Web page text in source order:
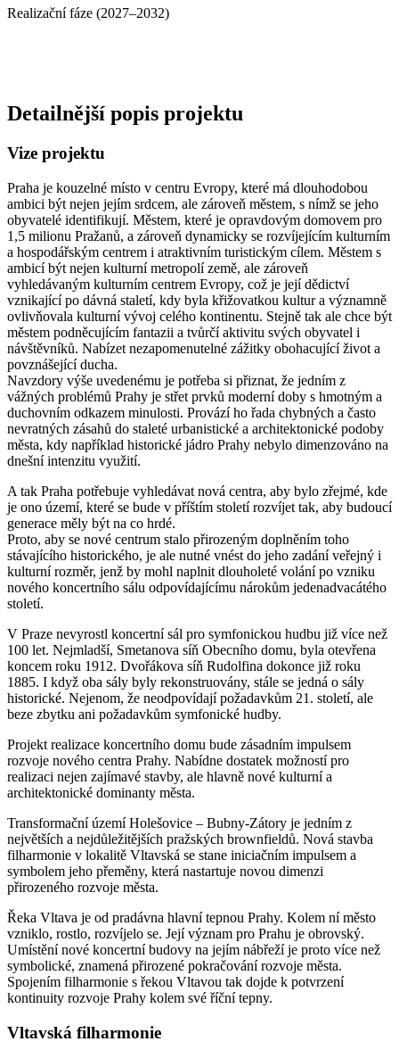
Realizační fáze (2027–2032)
Detailnější popis projektu
Vize projektu
Praha je kouzelné místo v centru Evropy, které má dlouhodobou
ambici být nejen jejím srdcem, ale zároveň městem, s nímž se jeho
obyvatelé identifikují. Městem, které je opravdovým domovem pro
1,5 milionu Pražanů, a zároveň dynamicky se rozvíjejícím kulturním
a hospodářským centrem i atraktivním turistickým cílem. Městem s
ambicí být nejen kulturní metropolí země, ale zároveň
vyhledávaným kulturním centrem Evropy, což je její dědictví
vznikající po dávná staletí, kdy byla křižovatkou kultur a významně
ovlivňovala kulturní vývoj celého kontinentu. Stejně tak ale chce být
městem podněcujícím fantazii a tvůrčí aktivitu svých obyvatel i
návštěvníků. Nabízet nezapomenutelné zážitky obohacující život a
povznášející ducha.
Navzdory výše uvedenému je potřeba si přiznat, že jedním z
vážných problémů Prahy je střet prvků moderní doby s hmotným a
duchovním odkazem minulosti. Provází ho řada chybných a často
nevratných zásahů do staleté urbanistické a architektonické podoby
města, kdy například historické jádro Prahy nebylo dimenzováno na
dnešní intenzitu využití.
A tak Praha potřebuje vyhledávat nová centra, aby bylo zřejmé, kde
je ono území, které se bude v příštím století rozvíjet tak, aby budoucí
generace měly být na co hrdé.
Proto, aby se nové centrum stalo přirozeným doplněním toho
stávajícího historického, je ale nutné vnést do jeho zadání veřejný i
kulturní rozměr, jenž by mohl naplnit dlouholeté volání po vzniku
nového koncertního sálu odpovídajícímu nárokům jedenadvacátého
století.
V Praze nevyrostl koncertní sál pro symfonickou hudbu již více než
100 let. Nejmladší, Smetanova síň Obecního domu, byla otevřena
koncem roku 1912. Dvořákova síň Rudolfina dokonce již roku
1885. I když oba sály byly rekonstruovány, stále se jedná o sály
historické. Nejenom, že neodpovídají požadavkům 21. století, ale
beze zbytku ani požadavkům symfonické hudby.
Projekt realizace koncertního domu bude zásadním impulsem
rozvoje nového centra Prahy. Nabídne dostatek možností pro
realizaci nejen zajímavé stavby, ale hlavně nové kulturní a
architektonické dominanty města.
Transformační území Holešovice – Bubny-Zátory je jedním z
největších a nejdůležitějších pražských brownfieldů. Nová stavba
filharmonie v lokalitě Vltavská se stane iniciačním impulsem a
symbolem jeho přeměny, která nastartuje novou dimenzi
přirozeného rozvoje města.
Řeka Vltava je od pradávna hlavní tepnou Prahy. Kolem ní město
vzniklo, rostlo, rozvíjelo se. Její význam pro Prahu je obrovský.
Umístění nové koncertní budovy na jejím nábřeží je proto více než
symbolické, znamená přirozené pokračování rozvoje města.
Spojením filharmonie s řekou Vltavou tak dojde k potvrzení
kontinuity rozvoje Prahy kolem své říční tepny.
Vltavská filharmonie